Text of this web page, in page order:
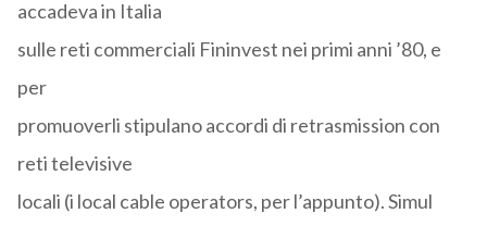
accadeva in Italia
sulle reti commerciali Fininvest nei primi anni ’80, e
per
promuoverli stipulano accordi di retrasmission con
reti televisive
locali (i local cable operators, per l’appunto). Simul